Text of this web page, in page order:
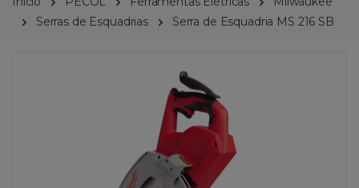
Serras de Esquadrias
Serra de Esquadria MS 216 SB